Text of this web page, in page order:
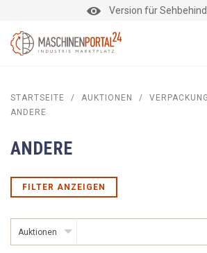
Version für
STARTSEITE / AUKTIONEN /
ANDERE
ANDERE
FILTER ANZEIGEN
Auktionen